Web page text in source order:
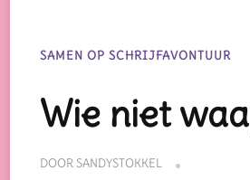
SAMEN OP SCHRIJFAVONTUUR
Wie niet
DOORSANDYSTOKKEL